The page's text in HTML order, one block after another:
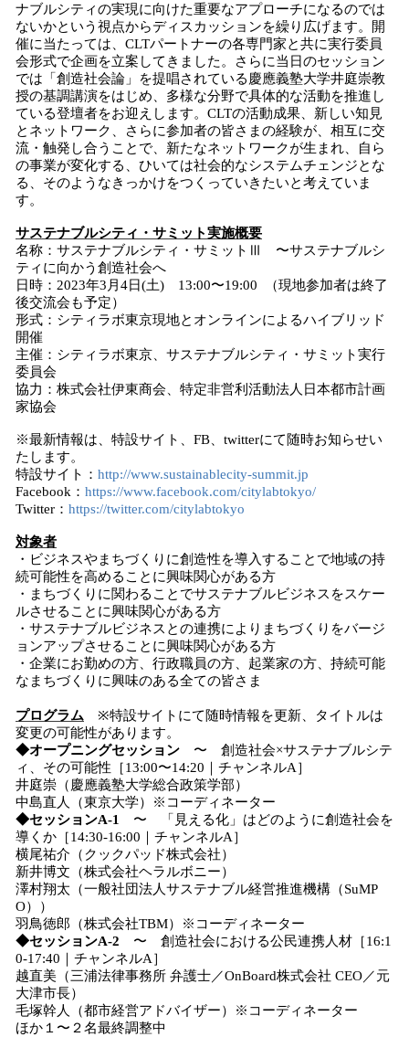
ナブルシティの実現に向けた重要なアプローチになるのでは
ないかという視点からディスカッションを繰り広げます。開
催に当たっては、CLTパートナーの各専門家と共に実行委員
会形式で企画を立案してきました。さらに当日のセッション
では「創造社会論」を提唱されている慶應義塾大学井庭崇教
授の基調講演をはじめ、多様な分野で具体的な活動を推進し
ている登壇者をお迎えします。CLTの活動成果、新しい知見
とネットワーク、さらに参加者の皆さまの経験が、相互に交
流・触発し合うことで、新たなネットワークが生まれ、自ら
の事業が変化する、ひいては社会的なシステムチェンジとな
る、そのようなきっかけをつくっていきたいと考えていま
す。
サステナブルシティ・サミット実施概要
名称：サステナブルシティ・サミットⅢ 〜サステナブルシ
ティに向かう創造社会へ
日時：2023年3月4日(土) 13:00〜19:00 （現地参加者は終了
後交流会も予定）
形式：シティラボ東京現地とオンラインによるハイブリッド
開催
主催：シティラボ東京、サステナブルシティ・サミット実行
委員会
協力：株式会社伊東商会、特定非営利活動法人日本都市計画
家協会
※最新情報は、特設サイト、FB、twitterにて随時お知らせい
たします。
特設サイト： http://www.sustainablecity-summit.jp
Facebook： https://www.facebook.com/citylabtokyo/
Twitter： https://twitter.com/citylabtokyo
対象者
・ビジネスやまちづくりに創造性を導入することで地域の持
続可能性を高めることに興味関心がある方
・まちづくりに関わることでサステナブルビジネスをスケー
ルさせることに興味関心がある方
・サステナブルビジネスとの連携によりまちづくりをバージ
ョンアップさせることに興味関心がある方
・企業にお勤めの方、行政職員の方、起業家の方、持続可能
なまちづくりに興味のある全ての皆さま
プログラム ※特設サイトにて随時情報を更新、タイトルは
変更の可能性があります。
◆オープニングセッション 〜 創造社会×サステナブルシテ
ィ、その可能性［13:00〜14:20｜チャンネルA］
井庭崇（慶應義塾大学総合政策学部）
中島直人（東京大学）※コーディネーター
◆セッションA-1
〜 「見える化」はどのように創造社会を
導くか［14:30-16:00｜チャンネルA］
横尾祐介（クックパッド株式会社）
新井博文（株式会社ヘラルボニー）
澤村翔太（一般社団法人サステナブル経営推進機構（SuMP
O））
羽鳥徳郎（株式会社TBM）※コーディネーター
◆セッションA-2 〜 創造社会における公民連携人材［16:1
0-17:40｜チャンネルA］
越直美（三浦法律事務所 弁護士／OnBoard株式会社 CEO／元
大津市長）
毛塚幹人（都市経営アドバイザー）※コーディネーター
ほか１〜２名最終調整中